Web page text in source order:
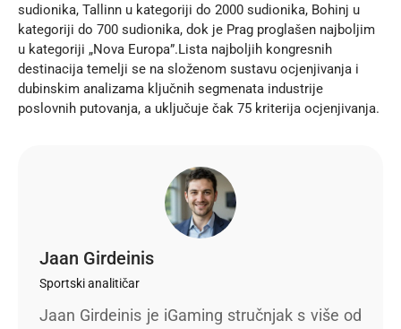
sudionika, Tallinn u kategoriji do 2000 sudionika, Bohinj u
kategoriji do 700 sudionika, dok je Prag proglašen najboljim
u kategoriji „Nova Europa”.Lista najboljih kongresnih
destinacija temelji se na složenom sustavu ocjenjivanja i
dubinskim analizama ključnih segmenata industrije
poslovnih putovanja, a uključuje čak 75 kriterija ocjenjivanja.
Jaan Girdeinis
Sportski analitičar
Jaan Girdeinis je iGaming stručnjak s više od